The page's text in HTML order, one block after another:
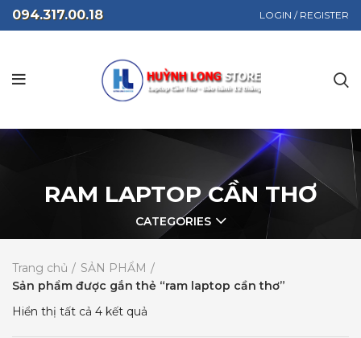
094.317.00.18 LOGIN / REGISTER
RAM LAPTOP CẦN THƠ
CATEGORIES
Trang chủ
SẢN PHẨM
Sản phẩm được gắn thẻ “ram laptop cần thơ”
Hiển thị tất cả 4 kết quả